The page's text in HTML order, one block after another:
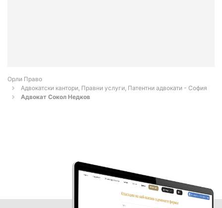
Орли Право
Адвокатски кантори, Правни услуги, Патентни адвокати - София
Адвокат Сокол Недков